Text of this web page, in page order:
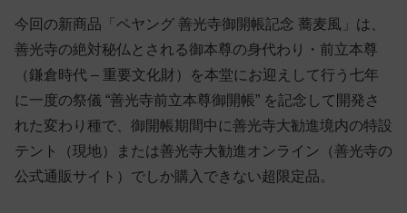
今回の新商品「ペヤング 善光寺御開帳記念 蕎麦風」は、
善光寺の絶対秘仏とされる御本尊の身代わり・前立本尊
（鎌倉時代 – 重要文化財）を本堂にお迎えして行う七年
に一度の祭儀 “善光寺前立本尊御開帳” を記念して開発さ
れた変わり種で、御開帳期間中に善光寺大勧進境内の特設
テント（現地）または善光寺大勧進オンライン（善光寺の
公式通販サイト）でしか購入できない超限定品。